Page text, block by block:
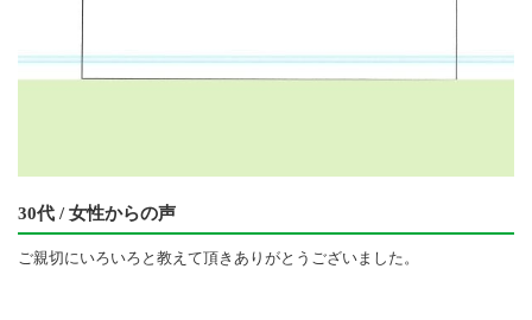
30代 / 女性からの声
ご親切にいろいろと教えて頂きありがとうございました。